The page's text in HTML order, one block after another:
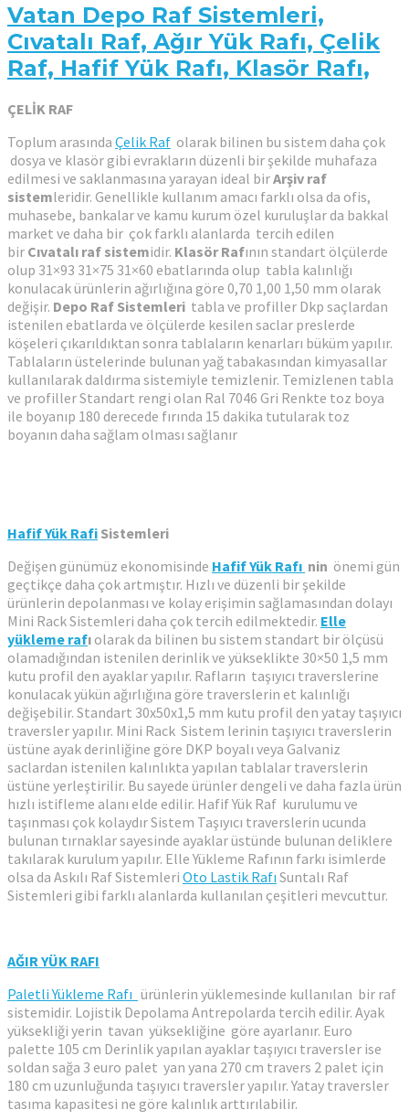
Vatan Depo Raf Sistemleri,
Cıvatalı Raf, Ağır Yük Rafı, Çelik
Raf, Hafif Yük Rafı, Klasör Rafı,
ÇELİK RAF
Toplum arasında Çelik Raf olarak bilinen bu sistem daha çok
dosya ve klasör gibi evrakların düzenli bir şekilde muhafaza
edilmesi ve saklanmasına yarayan ideal birArşiv raf
sistemleridir. Genellikle kullanım amacı farklı olsa da ofis,
muhasebe, bankalar ve kamu kurum özel kuruluşlar da bakkal
market ve daha bir çok farklı alanlarda tercih edilen
bir Cıvatalı raf sistemidir. Klasör Rafının standart ölçülerde
olup 31×93 31×75 31×60 ebatlarında olup tabla kalınlığı
konulacak ürünlerin ağırlığına göre 0,70 1,00 1,50 mm olarak
değişir. Depo Raf Sistemleri tabla ve profiller Dkp saçlardan
istenilen ebatlarda ve ölçülerde kesilen saclar preslerde
köşeleri çıkarıldıktan sonra tablaların kenarları büküm yapılır.
Tablaların üstelerinde bulunan yağ tabakasından kimyasallar
kullanılarak daldırma sistemiyle temizlenir. Temizlenen tabla
ve profiller Standart rengi olan Ral 7046 Gri Renkte toz boya
ile boyanıp 180 derecede fırında 15 dakika tutularak toz
boyanın daha sağlam olması sağlanır
Hafif Yük Rafi Sistemleri
Değişen günümüz ekonomisinde Hafif Yük Rafı nin önemi gün
geçtikçe daha çok artmıştır. Hızlı ve düzenli bir şekilde
ürünlerin depolanması ve kolay erişimin sağlamasından dolayı
Mini Rack Sistemleri daha çok tercih edilmektedir. Elle
yükleme rafı olarak da bilinen bu sistem standart bir ölçüsü
olamadığından istenilen derinlik ve yükseklikte 30×50 1,5 mm
kutu profil den ayaklar yapılır. Rafların taşıyıcı traverslerine
konulacak yükün ağırlığına göre traverslerin et kalınlığı
değişebilir. Standart 30x50x1,5 mm kutu profil den yatay taşıyıcı
traversler yapılır. Mini Rack Sistem lerinin taşıyıcı traverslerin
üstüne ayak derinliğine göre DKP boyalı veya Galvaniz
saclardan istenilen kalınlıkta yapılan tablalar traverslerin
üstüne yerleştirilir. Bu sayede ürünler dengeli ve daha fazla ürün
hızlı istifleme alanı elde edilir. Hafif Yük Raf kurulumu ve
taşınması çok kolaydır Sistem Taşıyıcı traverslerin ucunda
bulunan tırnaklar sayesinde ayaklar üstünde bulunan deliklere
takılarak kurulum yapılır. Elle Yükleme Rafının farkı isimlerde
olsa da Askılı Raf Sistemleri Oto Lastik Rafı Suntalı Raf
Sistemleri gibi farklı alanlarda kullanılan çeşitleri mevcuttur.
AĞIR YÜK RAFI
Paletli Yükleme Rafı ürünlerin yüklemesinde kullanılan bir raf
sistemidir. Lojistik Depolama Antrepolarda tercih edilir. Ayak
yüksekliği yerin tavan yüksekliğine göre ayarlanır. Euro
palette 105 cm Derinlik yapılan ayaklar taşıyıcı traversler ise
soldan sağa 3 euro palet yan yana 270 cm travers 2 palet için
180 cm uzunluğunda taşıyıcı traversler yapılır. Yatay traversler
tasıma kapasitesi ne göre kalınlık arttırılabilir.